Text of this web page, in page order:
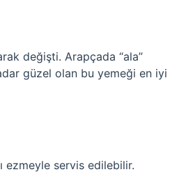
değişti. Arapçada “ala”
güzel olan bu yemeği en iyi
ezmeyle servis edilebilir.